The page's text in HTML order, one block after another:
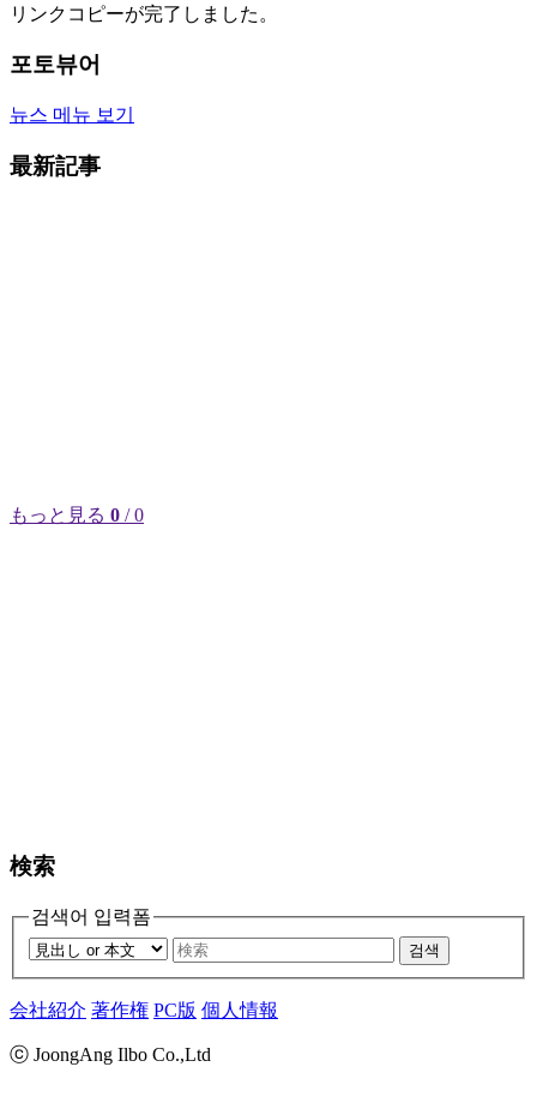
リンクコピーが完了しました。
포토뷰어
뉴스 메뉴 보기
最新記事
もっと見る 0 / 0
検索
검색어 입력폼
검색
会社紹介 著作権 PC版 個人情報
ⓒ JoongAng Ilbo Co.,Ltd